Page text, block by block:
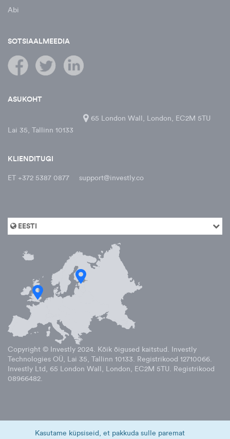
Abi
SOTSIAALMEEDIA
ASUKOHT
Lai 35, Tallinn 10133
65 London Wall, London, EC2M 5TU
KLIENDITUGI
ET +372 5387 0877 support@investly.co
EESTI
Copyright © Investly 2024. Kõik õigused kaitstud. Investly
Technologies OÜ, Lai 35, Tallinn 10133. Registrikood 12710066.
Investly Ltd, 65 London Wall, London, EC2M 5TU. Registrikood
08966482.
Kasutame küpsiseid, et pakkuda sulle paremat